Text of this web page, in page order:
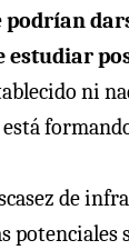
podrían
estudiar
ni
de
potenciales